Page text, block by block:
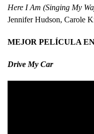
Here I Am (Singing My
Jennifer Hudson, Carole
MEJOR PELÍCULA
Drive My Car